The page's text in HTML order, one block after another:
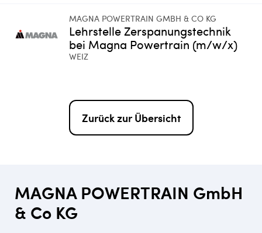
MAGNA POWERTRAIN GMBH & CO KG
Lehrstelle Zerspanungstechnik
bei Magna Powertrain (m/w/x)
WEIZ
Zurück zur Übersicht
MAGNA POWERTRAIN GmbH
& Co KG